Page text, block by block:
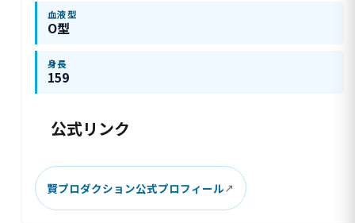
血液型
O型
身長
159
公式リンク
賢プロダクション公式プロフィール